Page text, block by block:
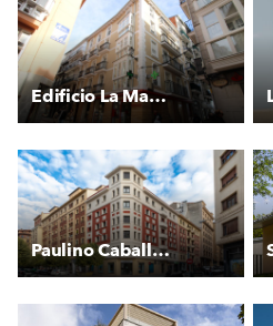
Edificio La Mar 15
Paulino Caballero 47